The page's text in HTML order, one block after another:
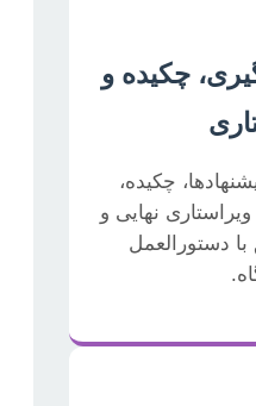
چکیده و
چکیده،
نهایی و
دستورالعمل